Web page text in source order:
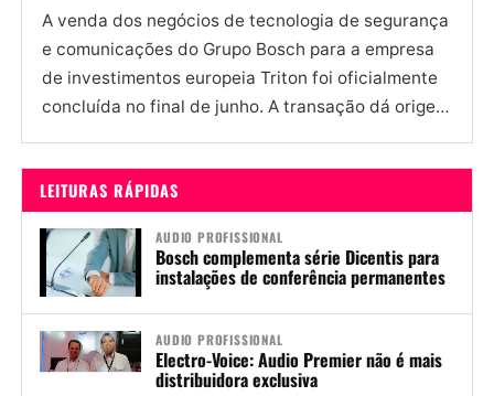
A venda dos negócios de tecnologia de segurança
e comunicações do Grupo Bosch para a empresa
de investimentos europeia Triton foi oficialmente
concluída no final de junho. A transação dá origem
LEITURAS RÁPIDAS
AUDIO PROFISSIONAL
Bosch complementa série Dicentis para
instalações de conferência permanentes
AUDIO PROFISSIONAL
Electro-Voice: Audio Premier não é mais
distribuidora exclusiva